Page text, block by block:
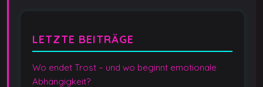
LETZTE BEITRÄGE
Wo endet Trost – und wo beginnt emotionale
Abhängigkeit?